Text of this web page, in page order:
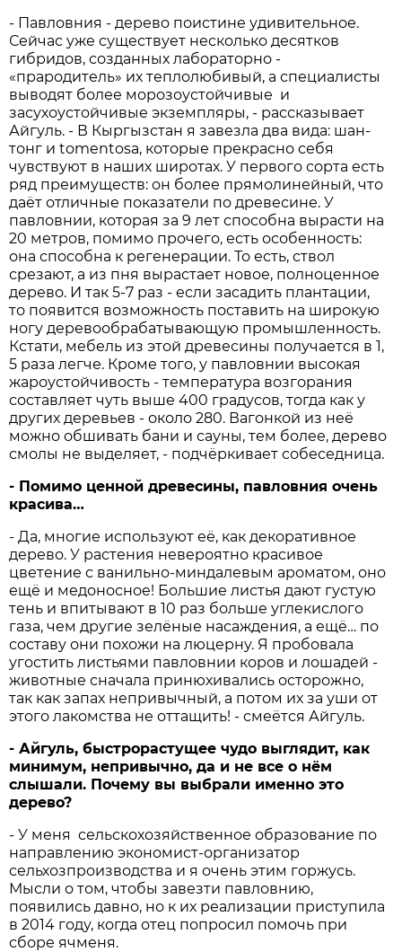
- Павловния - дерево поистине удивительное.
Сейчас уже существует несколько десятков
гибридов, созданных лабораторно -
«прародитель» их теплолюбивый, а специалисты
выводят более морозоустойчивые и
засухоустойчивые экземпляры, - рассказывает
Айгуль. - В Кыргызстан я завезла два вида: шан-
тонг и tomentosa, которые прекрасно себя
чувствуют в наших широтах. У первого сорта есть
ряд преимуществ: он более прямолинейный, что
даёт отличные показатели по древесине. У
павловнии, которая за 9 лет способна вырасти на
20 метров, помимо прочего, есть особенность:
она способна к регенерации. То есть, ствол
срезают, а из пня вырастает новое, полноценное
дерево. И так 5-7 раз - если засадить плантации,
то появится возможность поставить на широкую
ногу деревообрабатывающую промышленность.
Кстати, мебель из этой древесины получается в 1,
5 раза легче. Кроме того, у павловнии высокая
жароустойчивость - температура возгорания
составляет чуть выше 400 градусов, тогда как у
других деревьев - около 280. Вагонкой из неё
можно обшивать бани и сауны, тем более, дерево
смолы не выделяет, - подчёркивает собеседница.
- Помимо ценной древесины, павловния очень
красива…
- Да, многие используют её, как декоративное
дерево. У растения невероятно красивое
цветение с ванильно-миндалевым ароматом, оно
ещё и медоносное! Большие листья дают густую
тень и впитывают в 10 раз больше углекислого
газа, чем другие зелёные насаждения, а ещё… по
составу они похожи на люцерну. Я пробовала
угостить листьями павловнии коров и лошадей -
животные сначала принюхивались осторожно,
так как запах непривычный, а потом их за уши от
этого лакомства не оттащить! - смеётся Айгуль.
- Айгуль, быстрорастущее чудо выглядит, как
минимум, непривычно, да и не все о нём
слышали. Почему вы выбрали именно это
дерево?
- У меня сельскохозяйственное образование по
направлению экономист-организатор
сельхозпроизводства и я очень этим горжусь.
Мысли о том, чтобы завезти павловнию,
появились давно, но к их реализации приступила
в 2014 году, когда отец попросил помочь при
сборе ячменя.